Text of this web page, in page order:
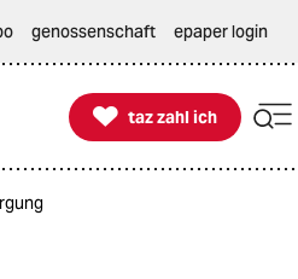
genossenschaft epaper login

taz zahl ich
taz zahl ich